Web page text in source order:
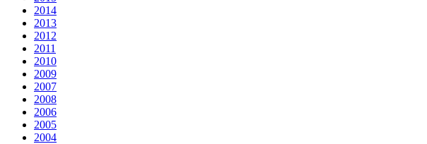
2014
2013
2012
2011
2010
2009
2007
2008
2006
2005
2004